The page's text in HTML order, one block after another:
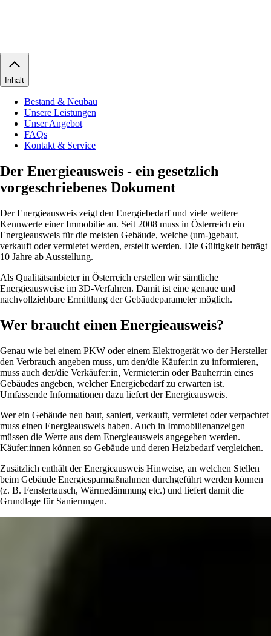
Inhalt
Bestand & Neubau
Unsere Leistungen
Unser Angebot
FAQs
Kontakt & Service
Der Energieausweis - ein gesetzlich
vorgeschriebenes Dokument
Der Energieausweis zeigt den Energiebedarf und viele weitere
Kennwerte einer Immobilie an. Seit 2008 muss in Österreich ein
Energieausweis für die meisten Gebäude, welche (um-)gebaut,
verkauft oder vermietet werden, erstellt werden. Die Gültigkeit beträgt
10 Jahre ab Ausstellung.
Als Qualitätsanbieter in Österreich erstellen wir sämtliche
Energieausweise im 3D-Verfahren. Damit ist eine genaue und
nachvollziehbare Ermittlung der Gebäudeparameter möglich.
Wer braucht einen Energieausweis?
Genau wie bei einem PKW oder einem Elektrogerät wo der Hersteller
den Verbrauch angeben muss, um den/die Käufer:in zu informieren,
muss auch der/die Verkäufer:in, Vermieter:in oder Bauherr:in eines
Gebäudes angeben, welcher Energiebedarf zu erwarten ist.
Umfassende Informationen dazu liefert der Energieausweis.
Wer ein Gebäude neu baut, saniert, verkauft, vermietet oder verpachtet
muss einen Energieausweis haben. Auch in Immobilienanzeigen
müssen die Werte aus dem Energieausweis angegeben werden.
Käufer:innen können so Gebäude und deren Heizbedarf vergleichen.
Zusätzlich enthält der Energieausweis Hinweise, an welchen Stellen
beim Gebäude Energiesparmaßnahmen durchgeführt werden können
(z. B. Fenstertausch, Wärmedämmung etc.) und liefert damit die
Grundlage für Sanierungen.